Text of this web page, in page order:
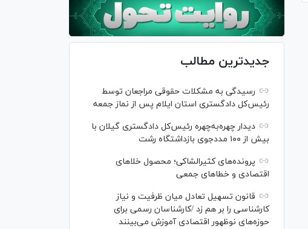
جدیدترین مطالب
رسیدگی به مشکلات حقوقی مراجعان توسط
رئیس‌کل دادگستری استان ایلام پس از نماز جمعه
دیدار چهره‌به‌چهره رئیس‌کل دادگستری گیلان با
بیش از ۱۰۰ مددجوی بازداشتگاه رشت
پرونده‌های کثیرالشاکی؛ محصول خلا‌های
اقتصادی و خطا‌های جمعی
قانون تسهیل تعادل میان ظرفیت و نیاز
کارشناسی را بر هم زد /کارشناسان رسمی برای
حوزه‌های نوظهور اقتصادی آموزش می‌بینند